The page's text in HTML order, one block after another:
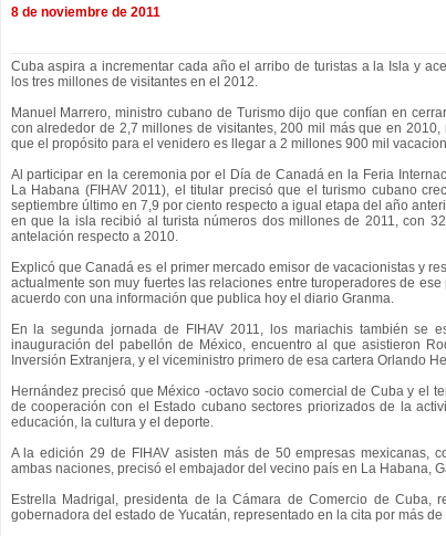
8 de noviembre de 2011
Cuba aspira a incrementar cada año el arribo de turistas a la Isla y
los tres millones de visitantes en el 2012.
Manuel Marrero, ministro cubano de Turismo dijo que confían en
con alrededor de 2,7 millones de visitantes, 200 mil más que en 2010,
que el propósito para el venidero es llegar a 2 millones 900 mil
Al participar en la ceremonia por el Día de Canadá en la Feria
La Habana (FIHAV 2011), el titular precisó que el turismo cubano
septiembre último en 7,9 por ciento respecto a igual etapa del año
en que la isla recibió al turista números dos millones de 2011, con
antelación respecto a 2010.
Explicó que Canadá es el primer mercado emisor de vacacionistas y
actualmente son muy fuertes las relaciones entre turoperadores de
acuerdo con una información que publica hoy el diario Granma.
En la segunda jornada de FIHAV 2011, los mariachis también se
inauguración del pabellón de México, encuentro al que asistieron
Inversión Extranjera, y el viceministro primero de esa cartera Orlando
Hernández precisó que México -octavo socio comercial de Cuba y el
de cooperación con el Estado cubano sectores priorizados de la
educación, la cultura y el deporte.
A la edición 29 de FIHAV asisten más de 50 empresas mexicanas,
ambas naciones, precisó el embajador del vecino país en La Habana,
Estrella Madrigal, presidenta de la Cámara de Comercio de Cuba,
gobernadora del estado de Yucatán, representado en la cita por más de